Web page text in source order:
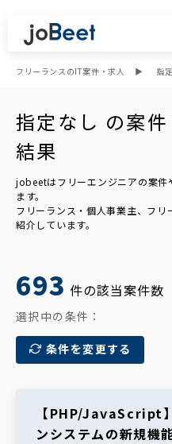
フリーランスのIT案件・求人 指
指定なし の案
結果
jobeetはフリーエンジニアの案件
ます。
フリーランス・個人事業主、フ
紹介しています。
693 件の該当案件数
選択中の条件：
条件を変更する
【PHP/JavaScript
ンシステムの新規機